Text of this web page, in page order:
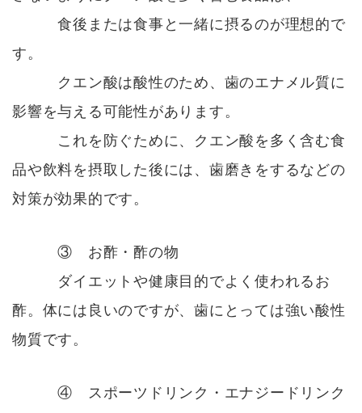
食後または食事と一緒に摂るのが理想的で
す。
クエン酸は酸性のため、歯のエナメル質に
影響を与える可能性があります。
これを防ぐために、クエン酸を多く含む食
品や飲料を摂取した後には、歯磨きをするなどの
対策が効果的です。
③ お酢・酢の物
ダイエットや健康目的でよく使われるお
酢。体には良いのですが、歯にとっては強い酸性
物質です。
④ スポーツドリンク・エナジードリンク